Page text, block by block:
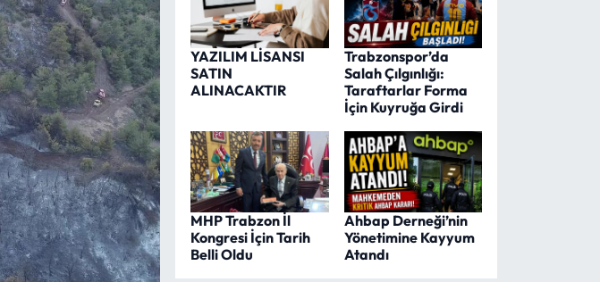
YAZILIM LİSANSI
SATIN
ALINACAKTIR
Trabzonspor’da
Salah Çılgınlığı:
Taraftarlar Forma
İçin Kuyruğa Girdi
MHP Trabzon İl
Kongresi İçin Tarih
Belli Oldu
Ahbap Derneği’nin
Yönetimine Kayyum
Atandı